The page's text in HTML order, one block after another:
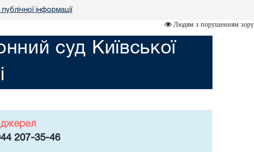
інформації
Людям з порушенням зору
суд Київської
джерел
207-35-46